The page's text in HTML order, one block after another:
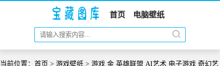
首页 电脑壁纸
当前位置： 首页 > 游戏壁纸 > 游戏 金 英雄联盟 AI艺术 电子游戏 奇幻艺